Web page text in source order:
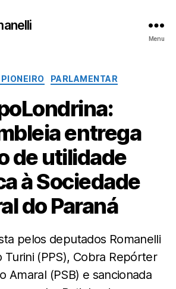
Menu
Categorias
PARLAMENTAR
entrega
de utilidade
à Sociedade
do Paraná
pelos deputados Romanelli
Turini (PPS), Cobra Repórter
Amaral (PSB) e sancionada